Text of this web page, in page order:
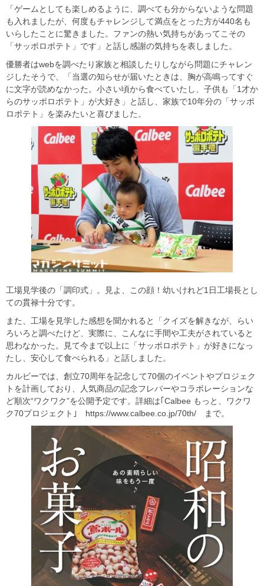
「ゲームとしても楽しめるように、調べても分からないような問題
も入れましたが、何度もチャレンジして満点をとった方が440名も
いらしたことに驚きました。ファンの熱い気持ちがあってこその
「サッポロポテト」です」と話し感謝の気持ちを表しました。
優勝者はwebを調べたり家族と相談したりしながら問題にチャレン
ジしたそうで、「当選の知らせが届いたときは、胸が高鳴ってすぐ
に文字が読めなかった。小さい頃から食べていたし、子供も「1才か
らのサッポロポテト」が大好き」と話し、家族で10年分の「サッポ
ロポテト」を楽みたいと喜びました。
工場見学後の「調印式」。見よ、この顔！幼いけれど1日工場長とし
ての貫禄十分です。
また、工場を見学した感想を聞かれると「クイズを解きなが、らい
ろいろと調べたけど、実際に、こんなに手間や工夫がされていると
思わなかった。見て今まで以上に「サッポロポテト」が好きになっ
たし、安心して食べられる」と話しました。
カルビーでは、創立70周年を記念して70個のイベントやプロジェク
トを計画しており、人気商品の記念フレバーやコラボレーションな
ど順次“ワクワク”を公開予定です。詳細は｢Calbee もっと、ワクワ
ク70プロジェクト｣ https://www.calbee.co.jp/70th/ まで。